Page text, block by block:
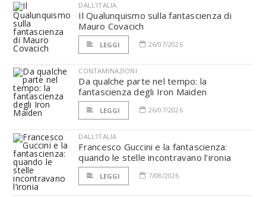
DALL'ITALIA
Il Qualunquismo sulla fantascienza di
Mauro Covacich
LEGGI 26/07/2026
CONTAMINAZIONI
Da qualche parte nel tempo: la
fantascienza degli Iron Maiden
LEGGI 26/07/2026
DALL'ITALIA
Francesco Guccini e la fantascienza:
quando le stelle incontravano l’ironia
LEGGI 7/08/2026